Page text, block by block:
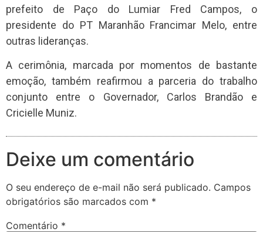
prefeito de Paço do Lumiar Fred Campos, o
presidente do PT Maranhão Francimar Melo, entre
outras lideranças.
A cerimônia, marcada por momentos de bastante
emoção, também reafirmou a parceria do trabalho
conjunto entre o Governador, Carlos Brandão e
Cricielle Muniz.
Deixe um comentário
O seu endereço de e-mail não será publicado. Campos
obrigatórios são marcados com *
Comentário *